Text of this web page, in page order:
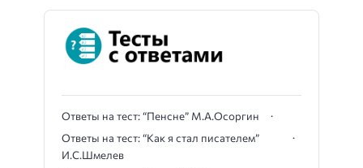
Ответы на тест: “Пенсне” М.А.Осоргин
Ответы на тест: “Как я стал писателем”
И.С.Шмелев